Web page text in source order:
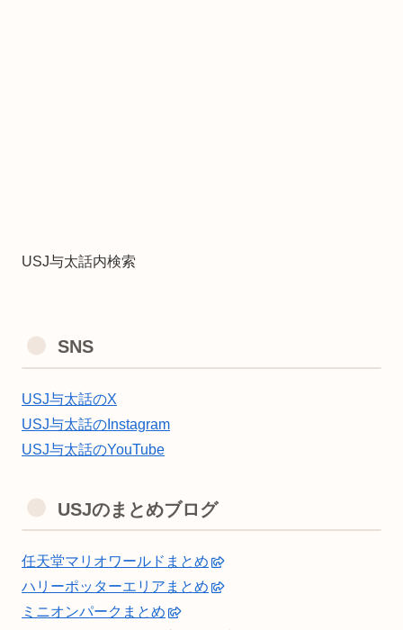
USJ与太話内検索
SNS
USJ与太話のX
USJ与太話のInstagram
USJ与太話のYouTube
USJのまとめブログ
任天堂マリオワールドまとめ
ハリーポッターエリアまとめ
ミニオンパークまとめ